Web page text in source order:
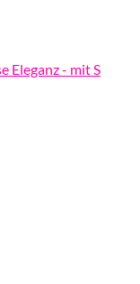
Eleganz - mit S